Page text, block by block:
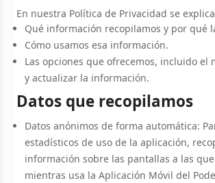
En nuestra Política de Privacidad se
Qué información recopilamos y por qué
Cómo usamos esa información.
Las opciones que ofrecemos, incluido el
y actualizar la información.
Datos que recopilamos
Datos anónimos de forma automática:
estadísticos de uso de la aplicación,
información sobre las pantallas a las
mientras usa la Aplicación Móvil del